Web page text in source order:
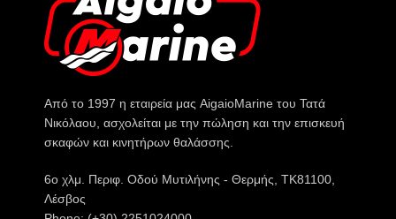
Από το 1997 η εταιρεία μας AigaioMarine του Τατά
Νικόλαου, ασχολείται με την πώληση και την επισκευή
σκαφών και κινητήρων θαλάσσης.
6o χλμ. Περιφ. Οδού Μυτιλήνης - Θερμής, ΤΚ81100,
Λέσβος